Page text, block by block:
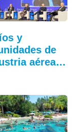
y
de
aérea